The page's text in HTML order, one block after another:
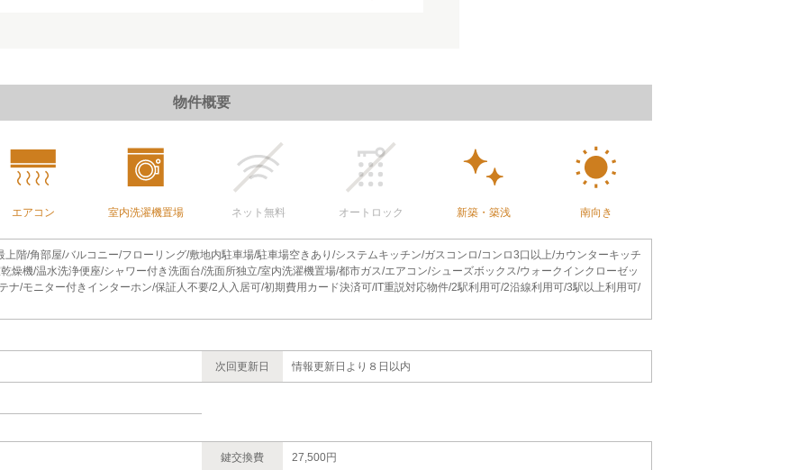
物件概要
エアコン 室内洗濯機置場 ネット無料 オートロック 新築・築浅 南向き
階/角部屋/バルコニー/フローリング/敷地内駐車場/駐車場空きあり/システムキッチン/ガスコンロ/コンロ3口以上/カウンターキッチ
燥機/温水洗浄便座/シャワー付き洗面台/洗面所独立/室内洗濯機置場/都市ガス/エアコン/シューズボックス/ウォークインクローゼッ
ナ/モニター付きインターホン/保証人不要/2人入居可/初期費用カード決済可/IT重説対応物件/2駅利用可/2沿線利用可/3駅以上利用可/
次回更新日 情報更新日より８日以内
鍵交換費 27,500円